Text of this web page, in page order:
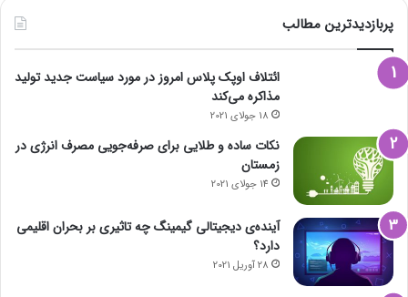
پربازدیدترین مطالب
ائتلاف اوپک پلاس امروز در مورد سیاست جدید تولید
مذاکره می‌کند
18 جولای 2021
نکات ساده و طلایی برای صرفه‌جویی مصرف انرژی در
زمستان
14 جولای 2021
آینده‌ی دیجیتالی گیمینگ چه تاثیری بر بحران اقلیمی
دارد؟
28 آوریل 2021